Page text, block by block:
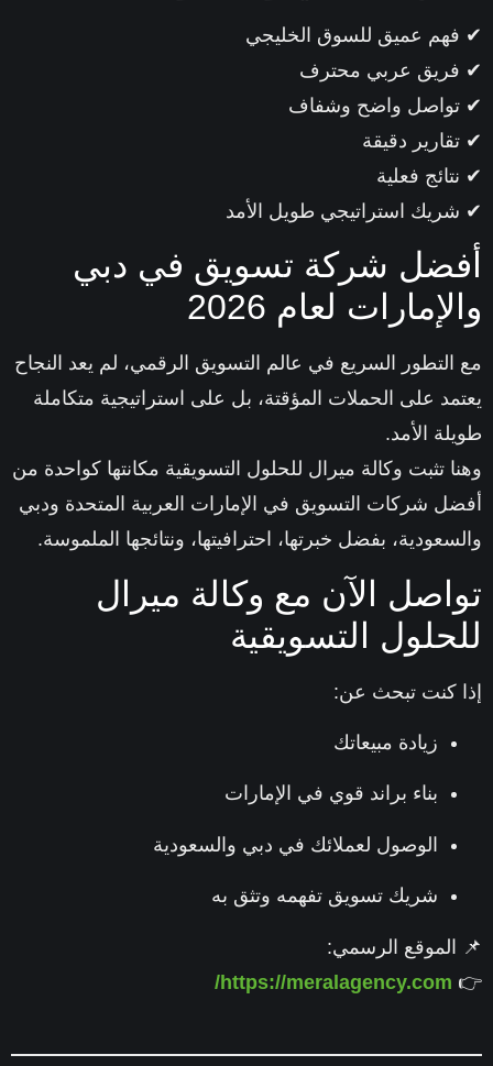
عميق للسوق الخليجي
عربي محترف
واضح وشفاف
دقيقة
فعلية
استراتيجي طويل الأمد
شركة تسويق في دبي
لعام 2026
السريع في عالم التسويق الرقمي، لم يعد النجاح
على الحملات المؤقتة، بل علىاستراتيجية متكاملة
الأمد .
تثبت وكالة ميرال للحلول التسويقية مكانتها كواحدة من
شركات التسويق في الإمارات العربية المتحدة ودبي
، بفضل خبرتها، احترافيتها، ونتائجها الملموسة.
الآن مع وكالة ميرال
التسويقية
كنت تبحث عن:
زيادة مبيعاتك
بناء براند قوي في الإمارات
الوصول لعملائك في دبي والسعودية
شريك تسويق تفهمه وتثق به
الرسمي:
https://meralagency.com/